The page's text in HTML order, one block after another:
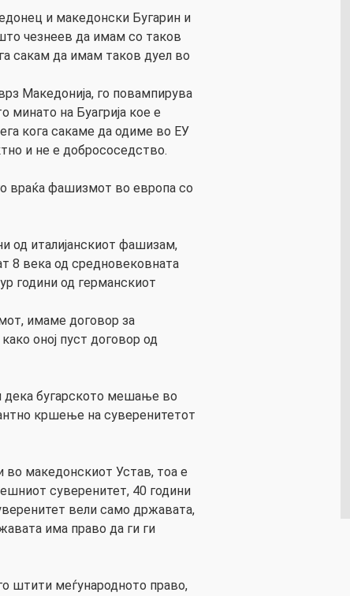
и македонски Бугарин и
чезнеев да имам со таков
сакам да имам таков дуел во
Македонија, го повампирува
минато на Буагрија кое е
кога сакаме да одиме во ЕУ
и не е добрососедство.
враќа фашизмот во европа со
од италијанскиот фашизам,
8 века од средновековната
години од германскиот
имаме договор за
оној пуст договор од
дека бугарското мешање во
кршење на суверенитетот
во македонскиот Устав, тоа е
суверенитет, 40 години
вели само државата,
има право да ги ги
штити меѓународното право,